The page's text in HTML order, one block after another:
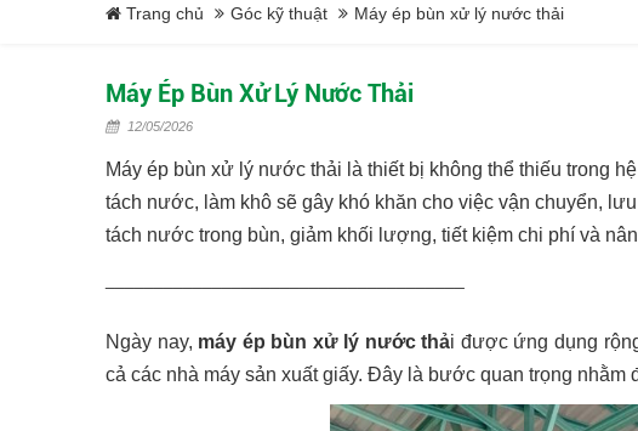
Trang chủ Góc kỹ thuật Máy ép bùn xử lý nước thải
Máy Ép Bùn Xử Lý Nước Thải
12/05/2026
Máy ép bùn xử lý nước thải là thiết bị không thể thiếu trong
tách nước, làm khô sẽ gây khó khăn cho việc vận chuyển,
tách nước trong bùn, giảm khối lượng, tiết kiệm chi phí và
Ngày nay, máy ép bùn xử lý nước thải được ứng dụng
cả các nhà máy sản xuất giấy. Đây là bước quan trọng